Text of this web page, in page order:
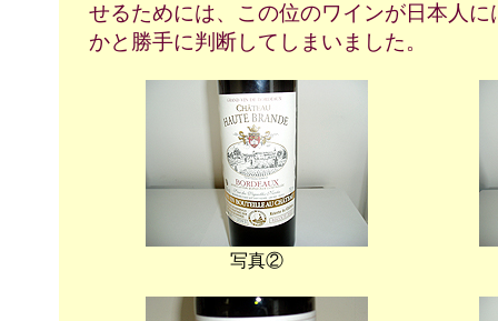
せるためには、この位のワインが日本人
かと勝手に判断してしまいました。
写真②